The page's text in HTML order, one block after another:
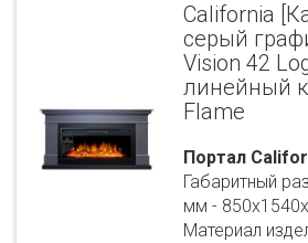
California
серый
Vision 42
линейный
Flame
Портал
Габаритный
мм -
Материал